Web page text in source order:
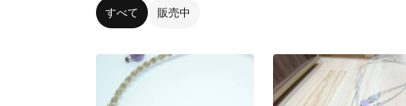
すべて 販売中